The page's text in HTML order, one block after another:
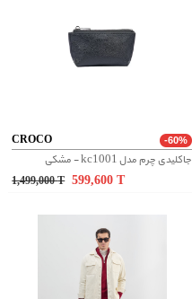
CROCO -60%
جاکلیدی چرم مدل kc1001 - مشکی
1,499,000T 599,600T